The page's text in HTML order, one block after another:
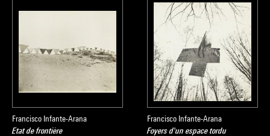
Francisco Infante-Arana
Etat de frontière
Francisco Infante-Arana
Foyers d'un espace tordu